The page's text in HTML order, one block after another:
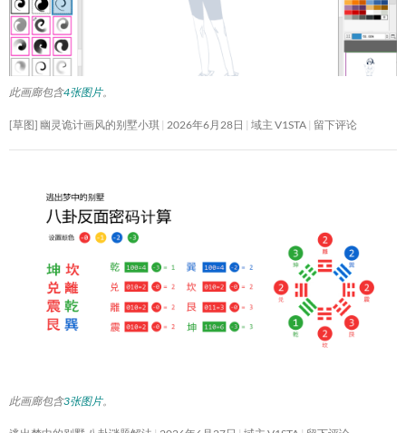
此画廊包含4张图片。
[草图] 幽灵诡计画风的别墅小琪 2026年6月28日 域主 V1STA 留下评论
此画廊包含3张图片。